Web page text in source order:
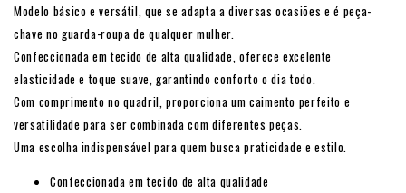
Modelo básico e versátil, que se adapta a diversas ocasiões e é peça-
chave no guarda-roupa de qualquer mulher.
Confeccionada em tecido de alta qualidade, oferece excelente
elasticidade e toque suave, garantindo conforto o dia todo.
Com comprimento no quadril, proporciona um caimento perfeito e
versatilidade para ser combinada com diferentes peças.
Uma escolha indispensável para quem busca praticidade e estilo.
Confeccionada em tecido de alta qualidade